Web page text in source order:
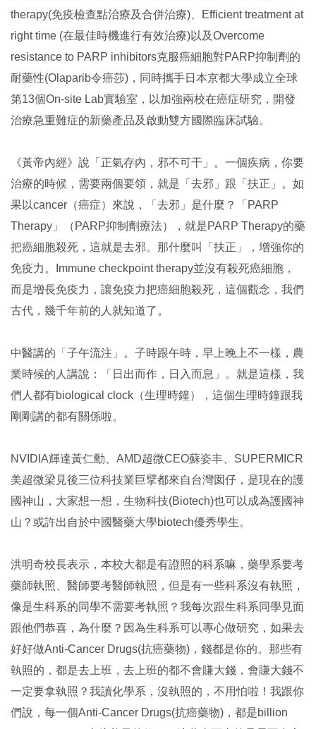
therapy(免疫檢查點治療及合併治療)、Efficient treatment at
right time (在最佳時機進行有效治療)以及Overcome
resistance to PARP inhibitors克服癌細胞對PARP抑制劑的
耐藥性(Olaparib令癌莎)，同時攜手日本京都大學成立全球
第13個On-site Lab實驗室，以加強兩校在癌症研究，開發
治療急重難症的新藥產品及啟動雙方國際臨床試驗。
《黃帝內經》說「正氣存內，邪不可干」。一個疾病，你要
治療的時候，需要兩個要領，就是「去邪」跟「扶正」。如
果以cancer（癌症）來說，「去邪」是什麼？「PARP
Therapy」（PARP抑制劑療法），就是PARP Therapy的藥
把癌細胞殺死，這就是去邪。那什麼叫「扶正」，增強你的
免疫力。Immune checkpoint therapy並沒有殺死癌細胞，
而是增長免疫力，讓免疫力把癌細胞殺死，這個觀念，我們
古代，幾千年前的人就知道了。
中醫講的「子午流注」。子時跟午時，早上晚上不一樣，農
業時候的人講說：「日出而作，日入而息」。就是這樣，我
們人都有biological clock（生理時鐘），這個生理時鐘跟我
剛剛講的都有關係啦。
NVIDIA輝達黃仁勳、AMD超微CEO蘇姿丰、SUPERMICR
美超微梁見後三位科技業巨擘都來自台灣囡仔，是現在的護
國神山，大家想一想，生物科技(Biotech)也可以成為護國神
山？或許出自於中國醫藥大學biotech優秀學生。
洪明奇校長表示，本校大都是有證照的科系嘛，藥學系要考
藥師執照、醫師要考醫師執照，但是有一些科系沒有執照，
像是生科系的同學不需要考執照？我每次跟生科系同學見面
跟他們恭喜，為什麼？因為生科系可以專心做研究，如果去
好好做Anti-Cancer Drugs(抗癌藥物)，錢都是你的。那些有
執照的，都是去上班，去上班的都不會賺大錢，會賺大錢不
一定要拿執照？我讀化學系，沒執照的，不用怕啦！我跟你
們說，每一個Anti-Cancer Drugs(抗癌藥物)，都是billion